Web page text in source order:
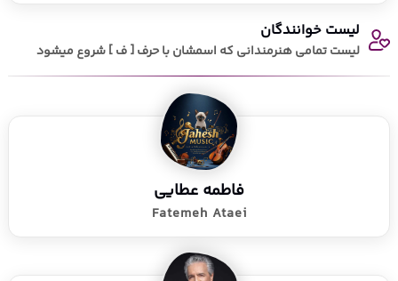
لیست خوانندگان
لیست تمامی هنرمندانی که اسمشان با حرف [ ف ] شروع میشود
فاطمه عطایی
Fatemeh Ataei